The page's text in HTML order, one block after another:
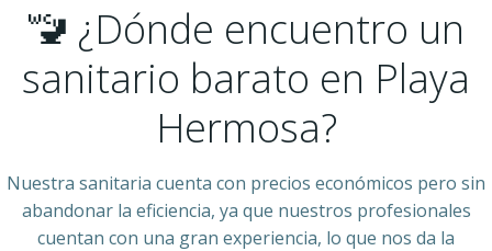
🚾 ¿Dónde encuentro un
sanitario barato en Playa
Hermosa?
Nuestra sanitaria cuenta con precios económicos pero sin
abandonar la eficiencia, ya que nuestros profesionales
cuentan con una gran experiencia, lo que nos da la